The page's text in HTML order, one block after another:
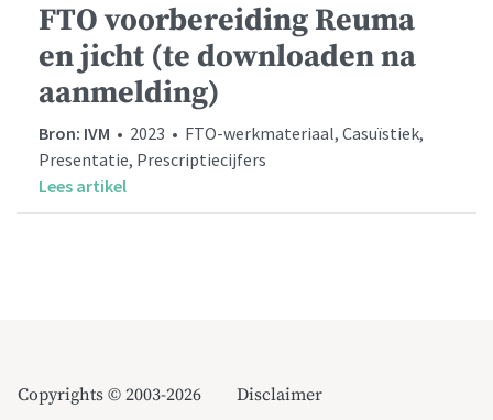
FTO voorbereiding Reuma
en jicht (te downloaden na
aanmelding)
Bron: IVM • 2023 • FTO-werkmateriaal, Casuïstiek,
Presentatie, Prescriptiecijfers
Lees artikel
Copyrights © 2003-2026 Disclaimer